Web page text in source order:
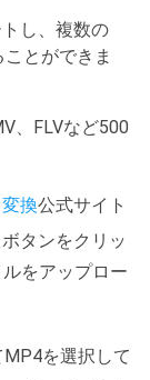
し、複数の
とができま
、FLVなど500
換公式サイト
タンをクリッ
をアップロー
を選択して